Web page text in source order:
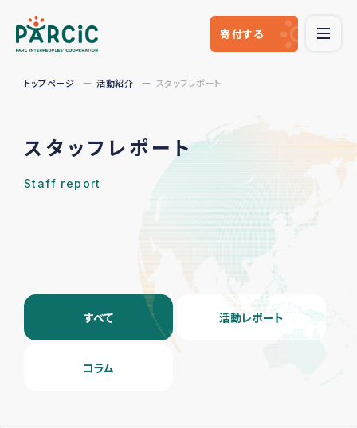
寄付する
トップページ 活動紹介 スタッフレポート
スタッフレポート
Staff report
すべて 活動レポート
コラム